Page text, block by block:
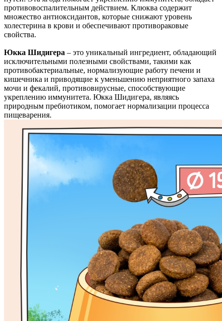
противовоспалительным действием. Клюква содержит
множество антиоксидантов, которые снижают уровень
холестерина в крови и обеспечивают противораковые
свойства.
Юкка Шидигера – это уникальный ингредиент, обладающий
исключительными полезными свойствами, такими как
противобактериальные, нормализующие работу печени и
кишечника и приводящие к уменьшению неприятного запаха
мочи и фекалий, противовирусные, способствующие
укреплению иммунитета. Юкка Шидигера, являясь
природным пребиотиком, помогает нормализации процесса
пищеварения.